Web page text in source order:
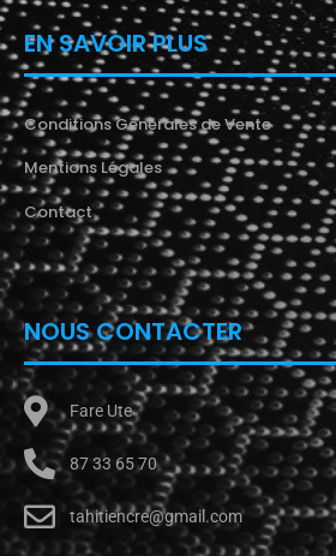
EN SAVOIR PLUS
Conditions Générales de Vente
Mentions Légales
Contact
NOUS CONTACTER
Fare Ute
87 33 65 70
tahitiencre@gmail.com